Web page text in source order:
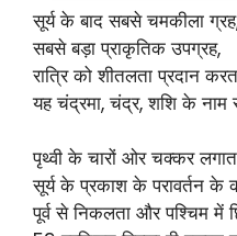
सूर्य के बाद सबसे चमकीला
सबसे बड़ा प्राकृतिक उपग्रह,
रात्रि को शीतलता प्रदान
यह चंद्रमा, चंद्र, शशि के नाम
पृथ्वी के चारों ओर चक्कर
सूर्य के प्रकाश के परावर्तन के
पूर्व से निकलता और पश्चिम में